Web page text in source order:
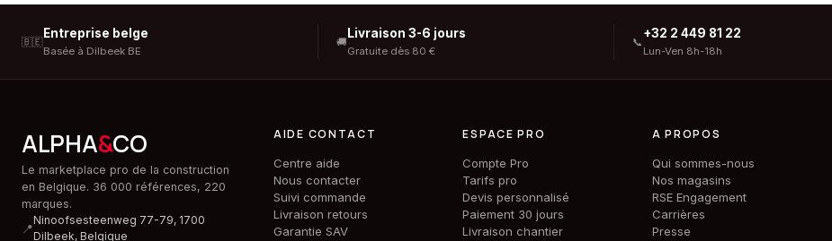
🇧🇪
Entreprise belge
Basée à Dilbeek BE
🚚
Livraison 3-6 jours
Gratuite dès 80 €
📞
+32 2 449 81 22
Lun-Ven 8h-18h
ALPHA&CO
Le marketplace pro de la construction
en Belgique. 36 000 références, 220
marques.
📍
Ninoofsesteenweg 77-79, 1700
Dilbeek, Belgique
AIDE CONTACT
Centre aide
Nous contacter
Suivi commande
Livraison retours
Garantie SAV
ESPACE PRO
Compte Pro
Tarifs pro
Devis personnalisé
Paiement 30 jours
Livraison chantier
A PROPOS
Qui sommes-nous
Nos magasins
RSE Engagement
Carrières
Presse